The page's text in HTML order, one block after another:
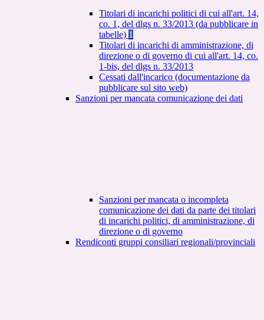
Titolari di incarichi politici di cui all'art. 14,
co. 1, del dlgs n. 33/2013 (da pubblicare in
tabelle) 1
Titolari di incarichi di amministrazione, di
direzione o di governo di cui all'art. 14, co.
1-bis, del dlgs n. 33/2013
Cessati dall'incarico (documentazione da
pubblicare sul sito web)
Sanzioni per mancata comunicazione dei dati
Sanzioni per mancata o incompleta
comunicazione dei dati da parte dei titolari
di incarichi politici, di amministrazione, di
direzione o di governo
Rendiconti gruppi consiliari regionali/provinciali